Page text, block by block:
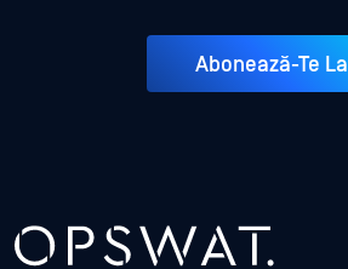
Abonează-Te La